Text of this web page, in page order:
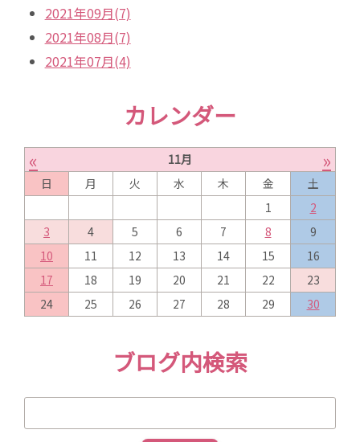
2021年09月(7)
2021年08月(7)
2021年07月(4)
カレンダー
« 11月 »
日 月 火 水 木 金
土
1
2
3
4 5 6 7 8
9
10
11 12 13 14 15
16
17
18 19 20 21 22
23
24
25 26 27 28 29 30
ブログ内検索